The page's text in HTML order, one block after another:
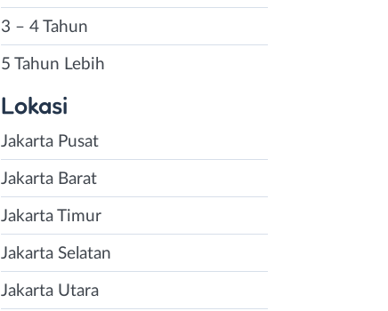
3 – 4 Tahun
5 Tahun Lebih
Lokasi
Jakarta Pusat
Jakarta Barat
Jakarta Timur
Jakarta Selatan
Jakarta Utara